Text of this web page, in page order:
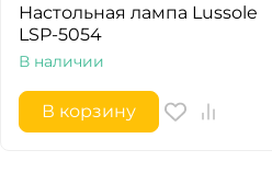
Настольная лампа Lussole
LSP-5054
В наличии
В корзину